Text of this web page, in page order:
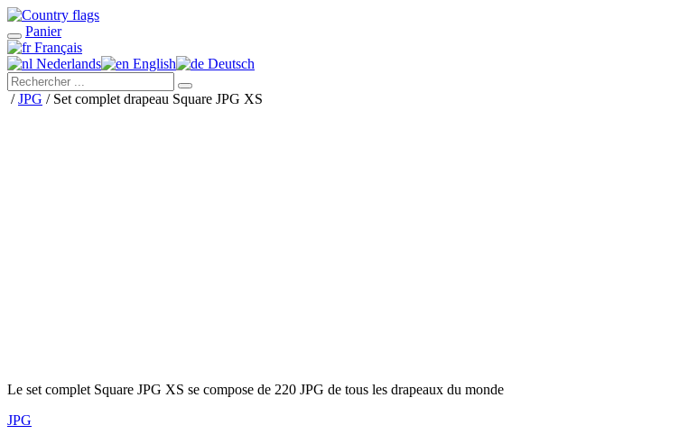
Panier
Français
Nederlands
English Deutsch
/JPG / Set complet drapeau Square JPG XS
Le set complet Square JPG XS se compose de 220 JPG de tous les drapeaux du monde
JPG